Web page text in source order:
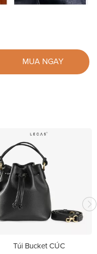
MUA NGAY
Túi Bucket CÚC